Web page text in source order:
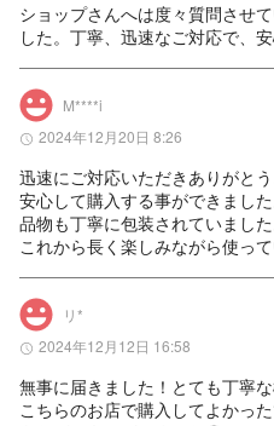
ショップさんへは度々質問させ
した。丁寧、迅速なご対応で、
M****i
2024年12月20日 8:26
迅速にご対応いただきありがとう
安心して購入する事ができました
品物も丁寧に包装されていました
これから長く楽しみながら使って
リ*
2024年12月12日 16:58
無事に届きました！とても丁寧な
こちらのお店で購入してよかった